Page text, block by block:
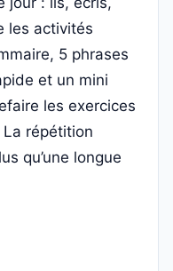
les activités
5 phrases
et un mini
les exercices
répétition
qu’une longue